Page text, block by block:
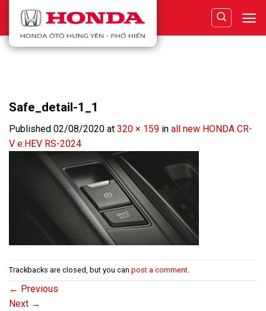
content
Safe_detail-1_1
Published 02/08/2020 at 320 × 159 in all new HONDA CR-
V e:HEV RS-2024
Trackbacks are closed, but you can post a comment
← Previous
Next →